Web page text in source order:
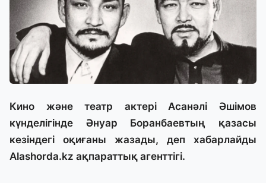
Кино және театр актері Асанәлі Әшімов
күнделігінде Әнуар Боранбаевтың қазасы
кезіндегі оқиғаны жазады, деп хабарлайды
Alashorda.kz ақпараттық агенттігі.